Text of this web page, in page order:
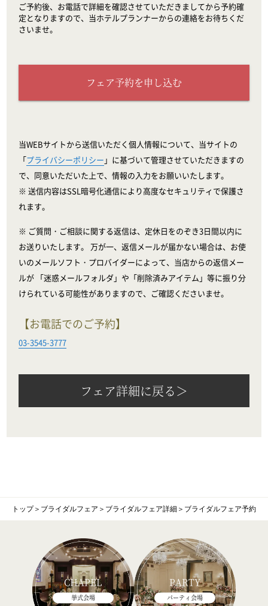
ご予約後、お電話で詳細を確認させていただきましてから予約確
定となりますので、当ホテルプランナーからの連絡をお待ちくだ
さいませ。
フェア予約を申し込む
当WEBサイトから送信いただく個人情報について、当サイトの
「プライバシーポリシー 」に基づいて管理させていただきますの
で、同意いただいた上で、情報の入力をお願いいたします。
※ 送信内容はSSL暗号化通信により高度なセキュリティで保護さ
れます。
※ ご質問・ご相談に関する返信は、定休日をのぞき3日間以内に
お送りいたします。 万が一、返信メールが届かない場合は、お使
いのメールソフト・プロバイダーによって、当店からの返信メー
ルが 「迷惑メールフォルダ」や「削除済みアイテム」等に振り分
けられている可能性がありますので、ご確認くださいませ。
【お電話でのご予約】
03-3545-3777
フェア詳細に戻る＞
トップ＞ ブライダルフェア ＞ ブライダルフェア詳細 ＞ ブライダルフェア予約
CHAPEL
挙式会場
PARTY
パーティ会場